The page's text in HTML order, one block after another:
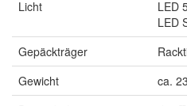
Licht
LED
LED
Gepäckträger
Gewicht
ca.